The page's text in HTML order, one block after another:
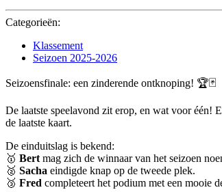
2026
Categorieën:
Klassement
Seizoen 2025-2026
Seizoensfinale: een zinderende ontknoping! 🏆🃏
De laatste speelavond zit erop, en wat voor één!
de laatste kaart.
De einduitslag is bekend:
🥇 Bert mag zich de winnaar van het seizoen
🥈 Sacha eindigde knap op de tweede plek.
🥉 Fred completeert het podium met een mooie